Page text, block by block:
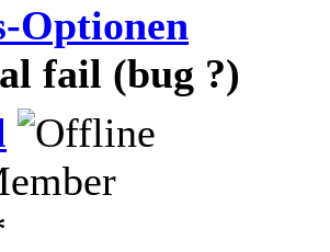
Optionen
fail (bug ?)